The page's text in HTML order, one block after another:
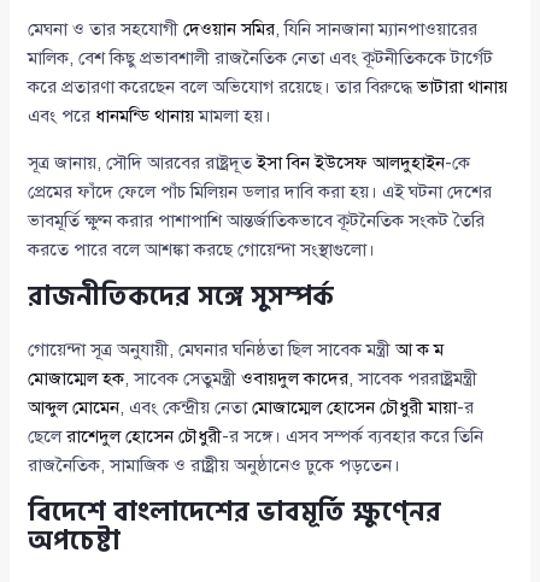
মেঘনা ও তার সহযোগীদেওয়ান সমির, যিনি সানজানা ম্যানপাওয়ারের
মালিক, বেশ কিছু প্রভাবশালী রাজনৈতিক নেতা এবং কূটনীতিককে টার্গেট
করে প্রতারণা করেছেন বলে অভিযোগ রয়েছে। তার বিরুদ্ধেভাটারা থানায়
এবং পরে ধানমন্ডি থানায়মামলা হয়।
সূত্র জানায়, সৌদি আরবের রাষ্ট্রদূতইসা বিন ইউসেফ আলদুহাইন-কে
প্রেমের ফাঁদে ফেলে পাঁচ মিলিয়ন ডলার দাবি করা হয়। এই ঘটনা দেশের
ভাবমূর্তি ক্ষুণ্ন করার পাশাপাশি আন্তর্জাতিকভাবে কূটনৈতিক সংকট তৈরি
করতে পারে বলে আশঙ্কা করছে গোয়েন্দা সংস্থাগুলো।
রাজনীতিকদের সঙ্গে সুসম্পর্ক
গোয়েন্দা সূত্র অনুযায়ী, মেঘনার ঘনিষ্ঠতা ছিল সাবেক মন্ত্রীআ ক ম
মোজাম্মেল হক, সাবেক সেতুমন্ত্রীওবায়দুল কাদের, সাবেক পররাষ্ট্রমন্ত্রী
আব্দুল মোমেন, এবং কেন্দ্রীয় নেতামোজাম্মেল হোসেন চৌধুরী মায়া-র
ছেলেরাশেদুল হোসেন চৌধুরী-র সঙ্গে। এসব সম্পর্ক ব্যবহার করে তিনি
রাজনৈতিক, সামাজিক ও রাষ্ট্রীয় অনুষ্ঠানেও ঢুকে পড়তেন।
বিদেশে বাংলাদেশের ভাবমূর্তি ক্ষুণ্নের
অপচেষ্টা